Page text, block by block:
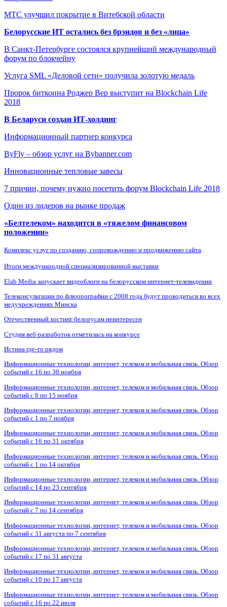
МТС улучшил покрытие в Витебской области
Белорусские ИТ остались без брэндов и без «лица»
В Санкт-Петербурге состоялся крупнейший международный
форум по блокчейну
Услуга SML «Деловой сети» получила золотую медаль
Пророк биткоина Роджер Вер выступит на Blockchain Life
2018
В Беларуси создан ИТ-холдинг
Информационный партнер конкурса
ByFly – обзор услуг на Bybanner.com
Инновационные тепловые завесы
7 причин, почему нужно посетить форум Blockchain Life 2018
Один из лидеров на рынке продаж
«Белтелеком» находится в «тяжелом финансовом
положении»
Комплекс услуг по созданию, сопровождению и продвижению сайта
Итоги международной специализированной выставки
Elab Media запускает видеоблоги на белорусском интернет-телевидении
Телеконсультации по флюорографии с 2008 года будут проводиться во всех
медучреждениях Минска
Отечественный хостинг белорусам неинтересен
Студия веб-разработок отметилась на конкурсе
Истина где-то рядом
Информационные технологии, интернет, телеком и мобильная связь. Обзор
событий с 16 по 30 ноября
Информационные технологии, интернет, телеком и мобильная связь. Обзор
событий с 8 по 15 ноября
Информационные технологии, интернет, телеком и мобильная связь. Обзор
событий с 1 по 7 ноября
Информационные технологии, интернет, телеком и мобильная связь. Обзор
событий с 16 по 31 октября
Информационные технологии, интернет, телеком и мобильная связь. Обзор
событий с 1 по 14 октября
Информационные технологии, интернет, телеком и мобильная связь. Обзор
событий с 14 по 23 сентября
Информационные технологии, интернет, телеком и мобильная связь. Обзор
событий с 7 по 14 сентября
Информационные технологии, интернет, телеком и мобильная связь. Обзор
событий с 31 августа по 7 сентября
Информационные технологии, интернет, телеком и мобильная связь. Обзор
событий с 17 по 31 августа
Информационные технологии, интернет, телеком и мобильная связь. Обзор
событий с 10 по 17 августа
Информационные технологии, интернет, телеком и мобильная связь. Обзор
событий с 16 по 22 июля